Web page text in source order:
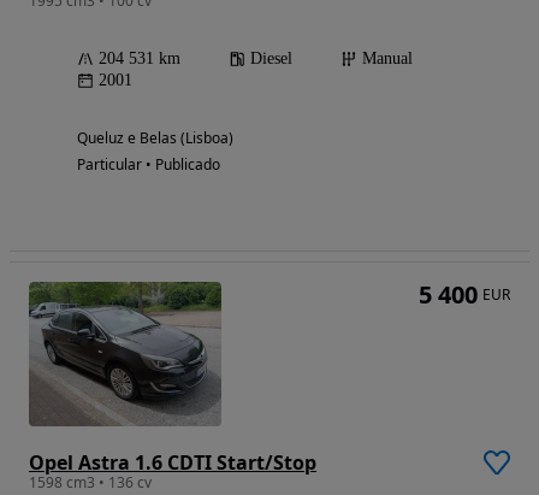
204 531 km Diesel
Manual
2001
Queluz e Belas (Lisboa)
Particular • Publicado
Opel Astra 1.6 CDTI Start/Stop
1598 cm3 • 136 cv
5 400 EUR